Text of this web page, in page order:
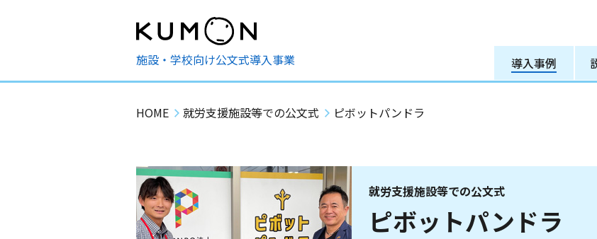
施設・学校向け公文式導入事業 導入事例
HOME 就労支援施設等での公文式 ピボットパンドラ
就労支援施設等での公文式
ピボットパンドラ